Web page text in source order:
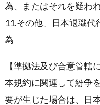
為、またはそれを疑わ
11.その他、日本退職
為
【準拠法及び合意管轄
本規約に関連して紛争
要が生じた場合は、日